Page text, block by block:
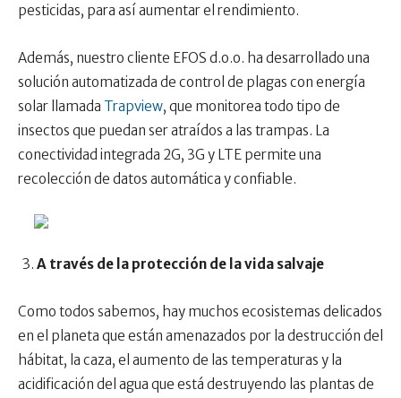
pesticidas, para así aumentar el rendimiento.
Además, nuestro cliente EFOS d.o.o. ha desarrollado una
solución automatizada de control de plagas con energía
solar llamada Trapview, que monitorea todo tipo de
insectos que puedan ser atraídos a las trampas. La
conectividad integrada 2G, 3G y LTE permite una
recolección de datos automática y confiable.
A través de la protección de la vida salvaje
Como todos sabemos, hay muchos ecosistemas delicados
en el planeta que están amenazados por la destrucción del
hábitat, la caza, el aumento de las temperaturas y la
acidificación del agua que está destruyendo las plantas de